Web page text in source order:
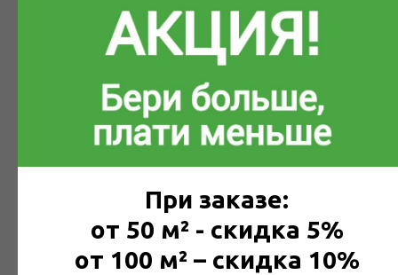
характеристики
Общий вес, кг
При заказе:
от 50 м² - скидка 5%
от 100 м² – скидка 10%